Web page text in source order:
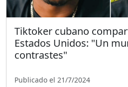
Tiktoker cubano
Estados Unidos: "Un
contrastes"
Publicado el 21/7/2024